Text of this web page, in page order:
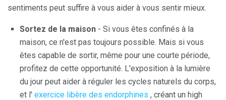
sentiments peut suffire à vous aider à vous sentir mieux.
Sortez de la maison - Si vous êtes confinés à la
maison, ce n'est pas toujours possible. Mais si vous
êtes capable de sortir, même pour une courte période,
profitez de cette opportunité. L'exposition à la lumière
du jour peut aider à réguler les cycles naturels du corps,
et l' exercice libère des endorphines , créant un high